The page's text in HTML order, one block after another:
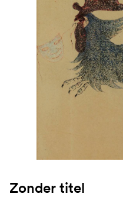
Zonder titel